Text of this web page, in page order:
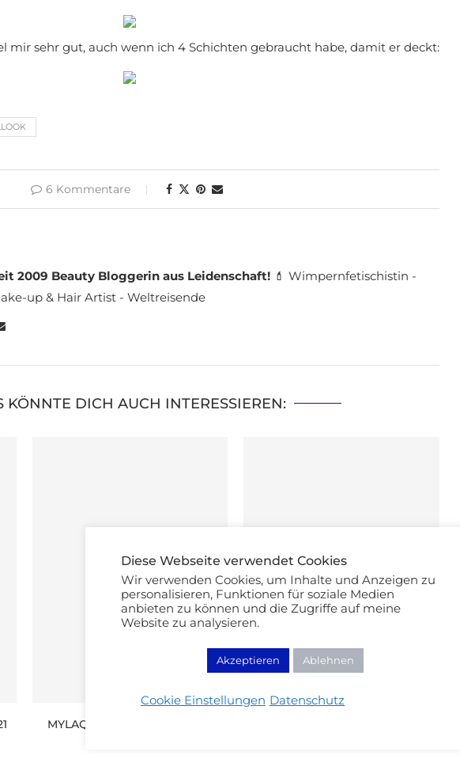
mir sehr gut, auch wenn ich 4 Schichten gebraucht habe, damit er deckt:
6 Kommentare
2009 Beauty Bloggerin aus Leidenschaft! 💄 Wimpernfetischistin -
up & Hair Artist - Weltreisende
KÖNNTE DICH AUCH INTERESSIEREN:
MYLAQ UV Nagellack aus der
Diese Webseite verwendet Cookies
Wir verwenden Cookies, um Inhalte und Anzeigen zu
personalisieren, Funktionen für soziale Medien
anbieten zu können und die Zugriffe auf meine
Website zu analysieren.
Akzeptieren Ablehnen
Cookie Einstellungen Datenschutz